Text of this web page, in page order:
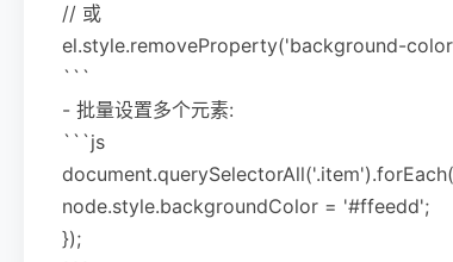
// 或
el.style.removeProperty('background-
```
- 批量设置多个元素:
```js
node.style.backgroundColor = '#ffeedd';
});